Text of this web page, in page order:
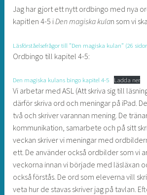
Jag har gjort ett nytt ordbingo med nya
kapitlen 4-5 i Den magiska kulan som vi
Läsförståelsefrågor till ”Den magiska kulan” (26
Ordbingo till kapitel 4-5:
Den magiska kulans bingo kapitel 4-5 Ladda ner
Vi arbetar med ASL (Att skriva sig till
därför skriva ord och meningar på iPad.
två och skriver varannan mening. De
kommunikation, samarbete och på sitt
veckan skriver vi meningar med
ett. De använder också ordbilder som vi
veckorna innan vi började med läsläxan
också förstås. De ord som eleverna vill
veta hur de stavas skriver jag på tavlan.